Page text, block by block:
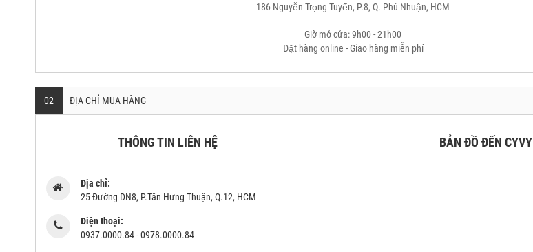
186 Nguyễn Trọng Tuyển, P.8, Q. Phú Nhuận, HCM
Giờ mở cửa: 9h00 - 21h00
Đặt hàng online - Giao hàng miễn phí
02 ĐỊA CHỈ MUA HÀNG
THÔNG TIN LIÊN HỆ
Địa chỉ:
25 Đường DN8, P.Tân Hưng Thuận, Q.12, HCM
Điện thoại:
0937.0000.84 - 0978.0000.84
BẢN ĐỒ ĐẾN CYVY